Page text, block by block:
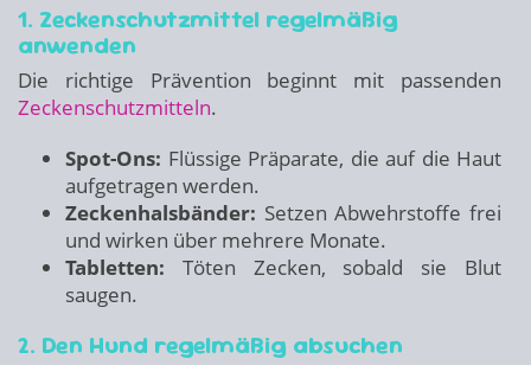
1. Zeckenschutzmittel regelmäßig
anwenden
Die richtige Prävention beginnt mit passenden
Zeckenschutzmitteln.
Spot-Ons: Flüssige Präparate, die auf die Haut
aufgetragen werden.
Zeckenhalsbänder: Setzen Abwehrstoffe frei
und wirken über mehrere Monate.
Tabletten: Töten Zecken, sobald sie Blut
saugen.
2. Den Hund regelmäßig absuchen